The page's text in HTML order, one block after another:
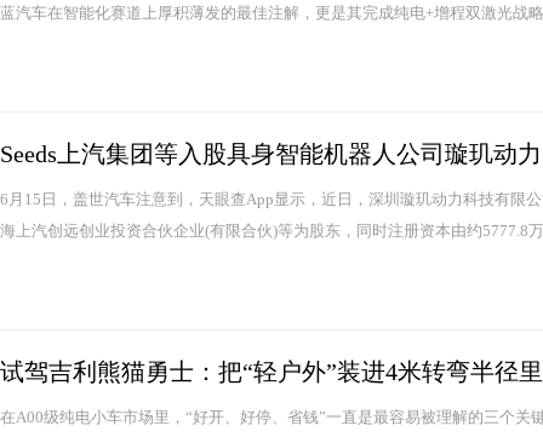
蓝汽车在智能化赛道上厚积薄发的最佳注解，更是其完成纯电+增程双激光战
Seeds上汽集团等入股具身智能机器人公司璇玑动力
6月15日，盖世汽车注意到，天眼查App显示，近日，深圳璇玑动力科技有限
海上汽创远创业投资合伙企业(有限合伙)等为股东，同时注册资本由约5777.8
试驾吉利熊猫勇士：把“轻户外”装进4米转弯半径里
在A00级纯电小车市场里，“好开、好停、省钱”一直是最容易被理解的三个